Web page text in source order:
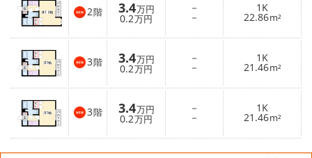
2階 3.4万円
0.2万円
－
－
1K
22.86m²
3階 3.4万円
0.2万円
－
－
1K
21.46m²
3階 3.4万円
0.2万円
－
－
1K
21.46m²